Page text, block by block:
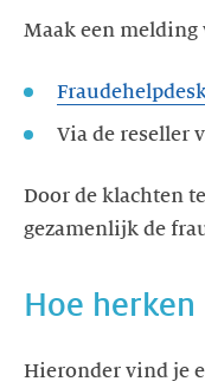
Maak een melding
Via de reseller
Door de klachten
gezamenlijk de
Hoe
Hieronder vind je